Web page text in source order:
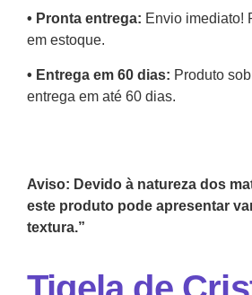
•⁠ ⁠Pronta entrega: Envio imediato!
em estoque.
•⁠ Entrega em 60 dias: Produto
entrega em até 60 dias.
Aviso: Devido à natureza dos
este produto pode apresentar
textura.”